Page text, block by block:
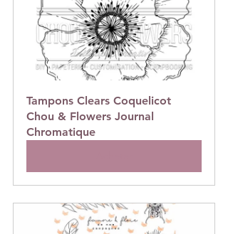
Tampons Clears Coquelicot
Chou & Flowers Journal
Chromatique